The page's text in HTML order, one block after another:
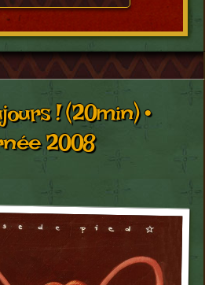
! (20min) •
2008